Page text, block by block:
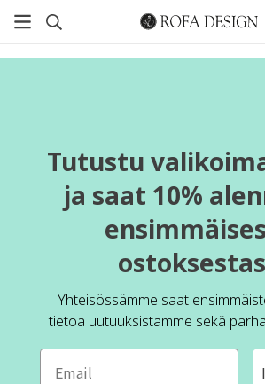
Tutustu
ja saat 10%
Yhteisössämme saat
tietoa uutuuksistamme sekä